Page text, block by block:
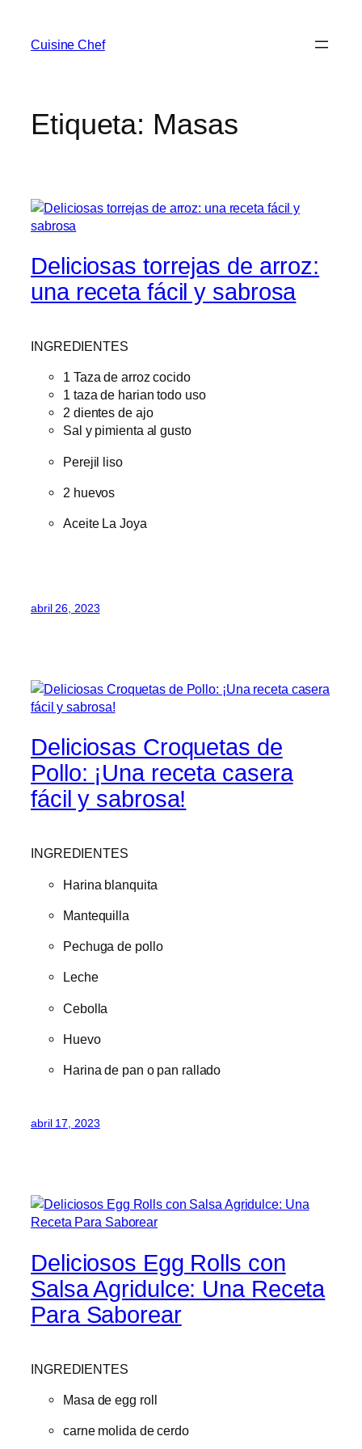
contenido
Cuisine Chef
Etiqueta: Masas
Deliciosas torrejas de arroz:
una receta fácil y sabrosa
INGREDIENTES
1 Taza de arroz cocido
1 taza de harian todo uso
2 dientes de ajo
Sal y pimienta al gusto
Perejil liso
2 huevos
Aceite La Joya
abril 26, 2023
Deliciosas Croquetas de
Pollo: ¡Una receta casera
fácil y sabrosa!
INGREDIENTES
Harina blanquita
Mantequilla
Pechuga de pollo
Leche
Cebolla
Huevo
Harina de pan o pan rallado
abril 17, 2023
Deliciosos Egg Rolls con
Salsa Agridulce: Una Receta
Para Saborear
INGREDIENTES
Masa de egg roll
carne molida de cerdo